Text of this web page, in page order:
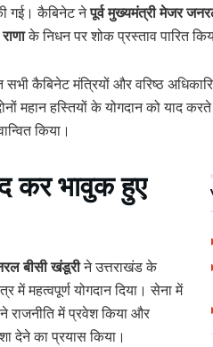
गई। कैबिनेट नेपूर्व मुख्यमंत्री मेजर
के निधन पर शोक प्रस्ताव पारित
कैबिनेट मंत्रियों और वरिष्ठ
महान हस्तियों के योगदान को याद
किया।
कर भावुक हुए
बीसी खंडूरीने उत्तराखंड के
महत्वपूर्ण योगदान दिया। सेना में
में प्रवेश किया और
देने का प्रयास किया।